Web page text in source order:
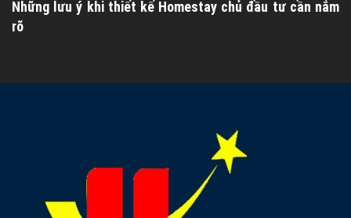
Những lưu ý khi thiết kế Homestay chủ đầu tư cần nắm
rõ